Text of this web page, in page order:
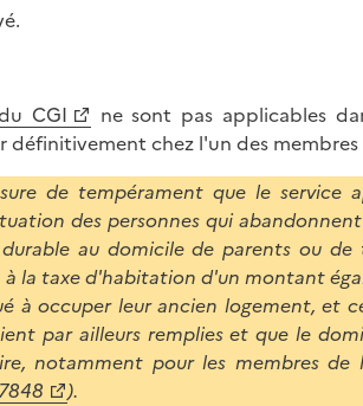
CGI
ne sont pas applicables
chez l'un des membres
de tempérament que le service
des personnes qui
au domicile de parents ou
la taxe d'habitation d'un montant
à occuper leur ancien logement, et
par ailleurs remplies et que le
notamment pour les membres de
).